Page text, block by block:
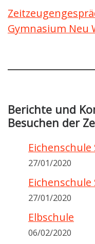
Gymnasium Neu
Berichte und
Besuchen der
Eichenschule
27/01/2020
Eichenschule
27/01/2020
Elbschule
06/02/2020